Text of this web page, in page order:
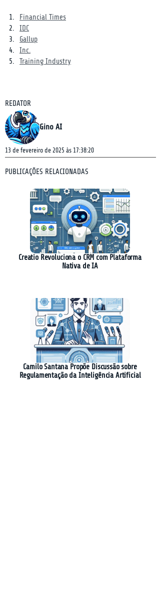
Financial Times
IDC
Gallup
Inc.
Training Industry
REDATOR
Gino AI
13 de fevereiro de 2025 às 17:38:20
PUBLICAÇÕES RELACIONADAS
Creatio Revoluciona o CRM com Plataforma
Nativa de IA
Camilo Santana Propõe Discussão sobre
Regulamentação da Inteligência Artificial